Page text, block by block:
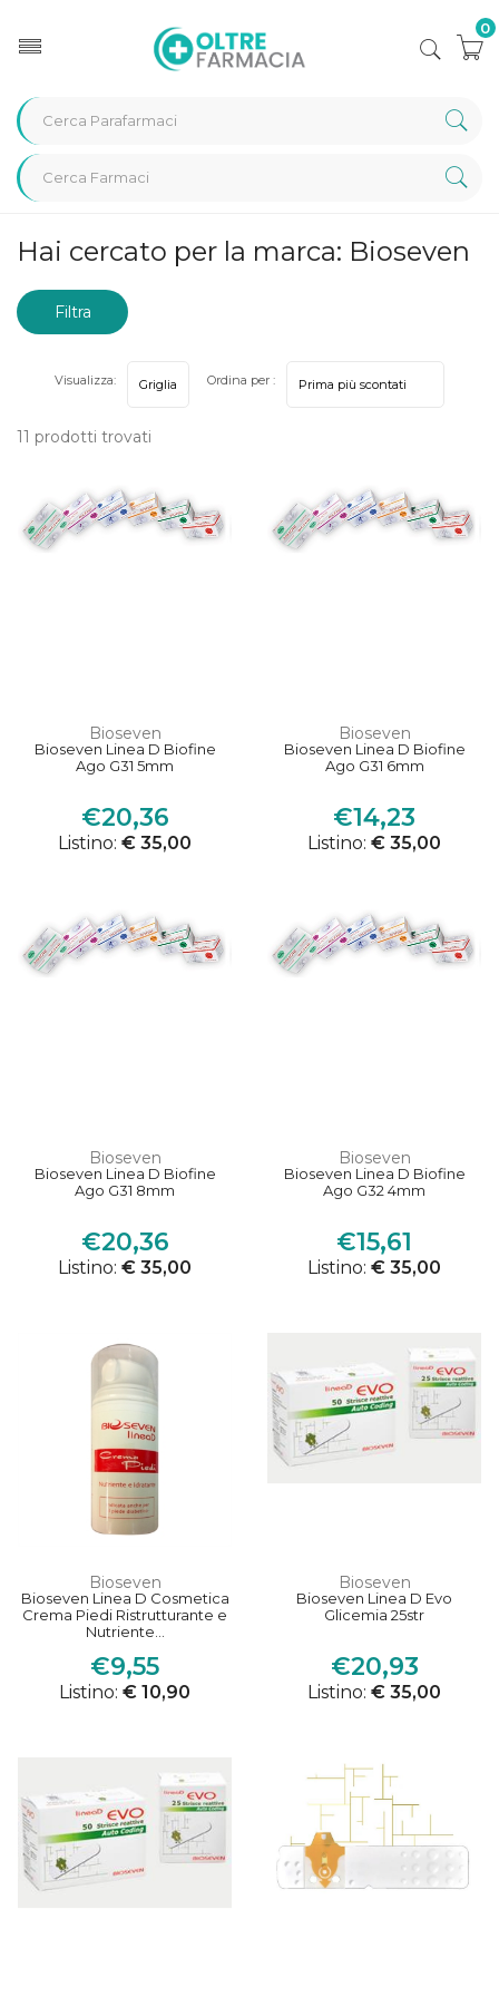
0
Home Marche parafarmaci Bioseven
Hai cercato per la marca: Bioseven
Filtra
11 prodotti trovati
Visualizza: Ordina per :
Bioseven
Bioseven Linea D Biofine
Ago G31 5mm
€20,36
Listino: € 35,00
Bioseven
Bioseven Linea D Biofine
Ago G31 6mm
€14,23
Listino: € 35,00
Bioseven
Bioseven Linea D Biofine
Ago G31 8mm
€20,36
Listino: € 35,00
Bioseven
Bioseven Linea D Biofine
Ago G32 4mm
€15,61
Listino: € 35,00
Bioseven
Bioseven Linea D Cosmetica
Crema Piedi Ristrutturante e
Nutriente...
€9,55
Listino: € 10,90
Bioseven
Bioseven Linea D Evo
Glicemia 25str
€20,93
Listino: € 35,00